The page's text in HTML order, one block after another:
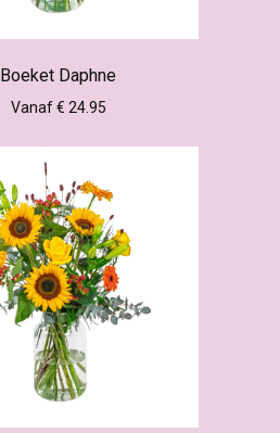
Boeket Daphne
Vanaf € 24.95